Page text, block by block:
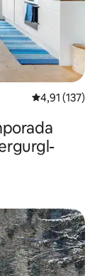
4,91 de uma
4,91 (137)